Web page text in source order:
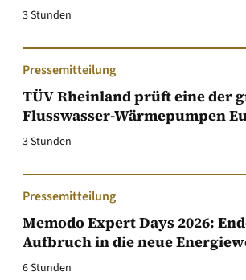
3 Stunden
Pressemitteilung
TÜV Rheinland prüft eine der
Flusswasser-Wärmepumpen
3 Stunden
Pressemitteilung
Memodo Expert Days 2026:
Aufbruch in die neue
6 Stunden